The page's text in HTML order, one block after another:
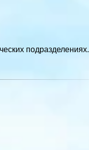
подразделениях.